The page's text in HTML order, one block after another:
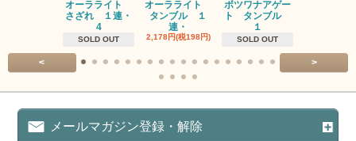
オーラライト
さざれ １連・
4
SOLD OUT
オーラライト
タンブル １
連・
2,178円(税198円)
ボツワナアゲー
ト タンブル
１
SOLD OUT
< >
メールマガジン登録・解除